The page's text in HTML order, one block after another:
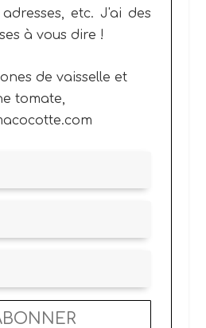
etc.J'ai des
à vous dire !